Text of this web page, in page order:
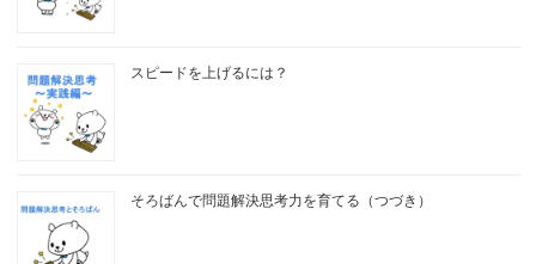
スピードを上げるには？
そろばんで問題解決思考力を育てる（つづき）